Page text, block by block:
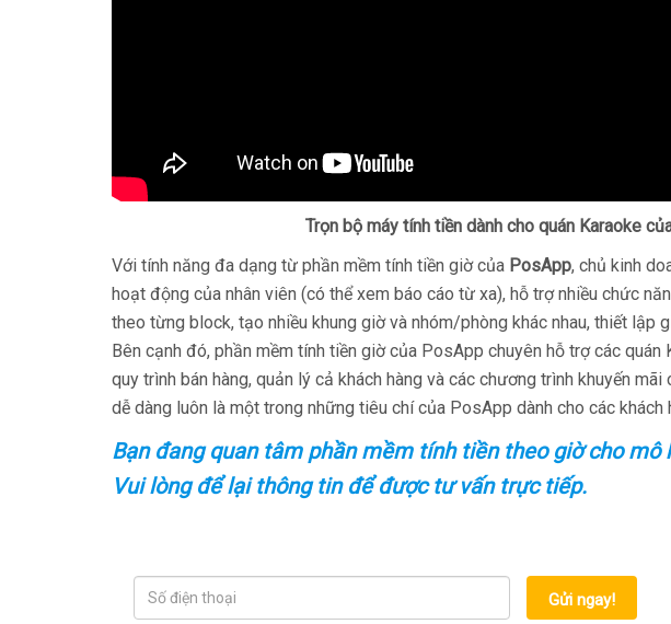
Trọn bộ máy tính tiền dành cho quán Karaoke
Với tính năng đa dạng từ phần mềm tính tiền giờ của PosApp, chủ kinh
hoạt động của nhân viên (có thể xem báo cáo từ xa), hỗ trợ nhiều chức
theo từng block, tạo nhiều khung giờ và nhóm/phòng khác nhau, thiết lập
Bên cạnh đó, phần mềm tính tiền giờ của PosApp chuyên hỗ trợ các
quy trình bán hàng, quản lý cả khách hàng và các chương trình khuyến mãi
dễ dàng luôn là một trong những tiêu chí của PosApp dành cho các khách
Bạn đang quan tâm phần mềm tính tiền theo giờ cho mô
Vui lòng để lại thông tin để được tư vấn trực tiếp.
Gửi ngay!